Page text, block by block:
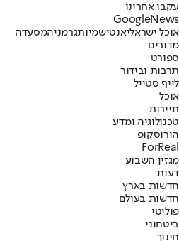
עקבו אחרינו
Googl eNews
אוכל ישראליאנטישמיותגרמניהמסעדה
מדורים
ספורט
תרבות ובידור
לייף סטייל
אוכל
תיירות
טכנולוגיה ומדע
הורוסקופ
ForReal
מגזין השבוע
דעות
חדשות בארץ
חדשות בעולם
פוליטי
ביטחוני
חינוך